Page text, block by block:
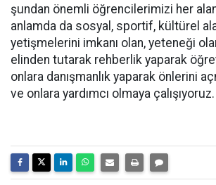
şundan önemli öğrencilerimizi her
anlamda da sosyal, sportif, kültürel
yetişmelerini imkanı olan, yeteneği
elinden tutarak rehberlik yaparak
onlara danışmanlık yaparak önlerini
ve onlara yardımcı olmaya